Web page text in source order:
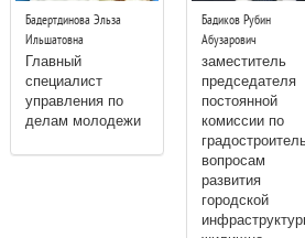
Бадертдинова Эльза
Ильшатовна
Главный
специалист
управления по
делам молодежи
Бадиков Рубин
Абузарович
заместитель
председателя
постоянной
комиссии по
вопросам
развития
городской